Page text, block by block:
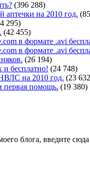
(396 288)
аптечки на 2010 год.
295)
(42 455)
в формате .avi
в формате .avi
(26 194)
и бесплатно! (24 748)
на 2010 год. (23
первая помощь. (19 380)
блога, введите